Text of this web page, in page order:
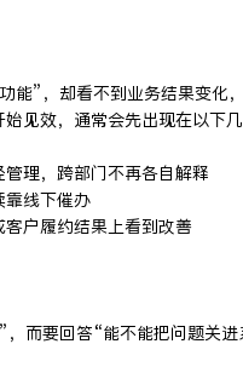
能”，却看不到业务结果变化
见效，通常会先出现在以下几
理，跨部门不再各自解释
线下催办
户履约结果上看到改善
而要回答“能不能把问题关进